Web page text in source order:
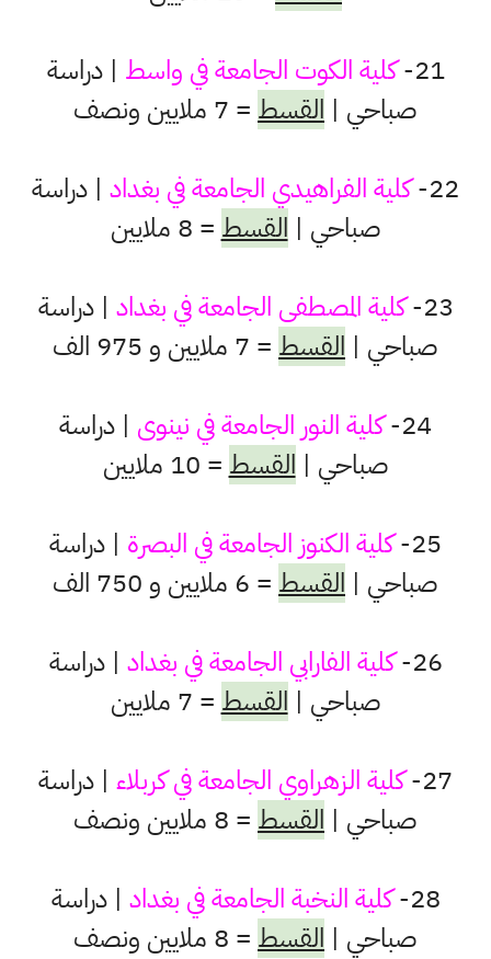
21- كلية الكوت الجامعة في واسط | دراسة
صباحي | القسط = 7 ملايين ونصف
22- كلية الفراهيدي الجامعة في بغداد | دراسة
صباحي | القسط = 8 ملايين
23- كلية المصطفى الجامعة في بغداد | دراسة
صباحي | القسط = 7 ملايين و 975 الف
24- كلية النور الجامعة في نينوى | دراسة
صباحي | القسط = 10 ملايين
25- كلية الكنوز الجامعة في البصرة | دراسة
صباحي | القسط = 6 ملايين و 750 الف
26- كلية الفارابي الجامعة في بغداد | دراسة
صباحي | القسط = 7 ملايين
27- كلية الزهراوي الجامعة في كربلاء | دراسة
صباحي | القسط = 8 ملايين ونصف
28- كلية النخبة الجامعة في بغداد | دراسة
صباحي | القسط = 8 ملايين ونصف